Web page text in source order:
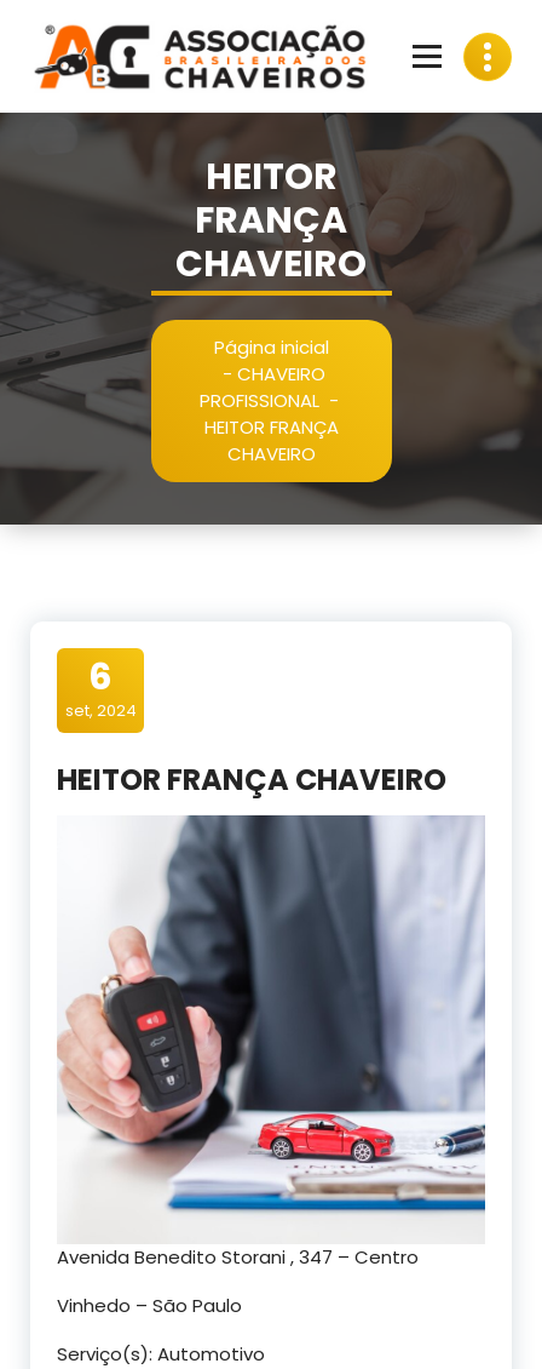
conteúdo
HEITOR
FRANÇA
CHAVEIRO
Página inicial
- CHAVEIRO
PROFISSIONAL-
HEITOR FRANÇA
CHAVEIRO
6
set, 2024
HEITOR FRANÇA CHAVEIRO
Avenida Benedito Storani , 347 – Centro
Vinhedo – São Paulo
Serviço(s): Automotivo